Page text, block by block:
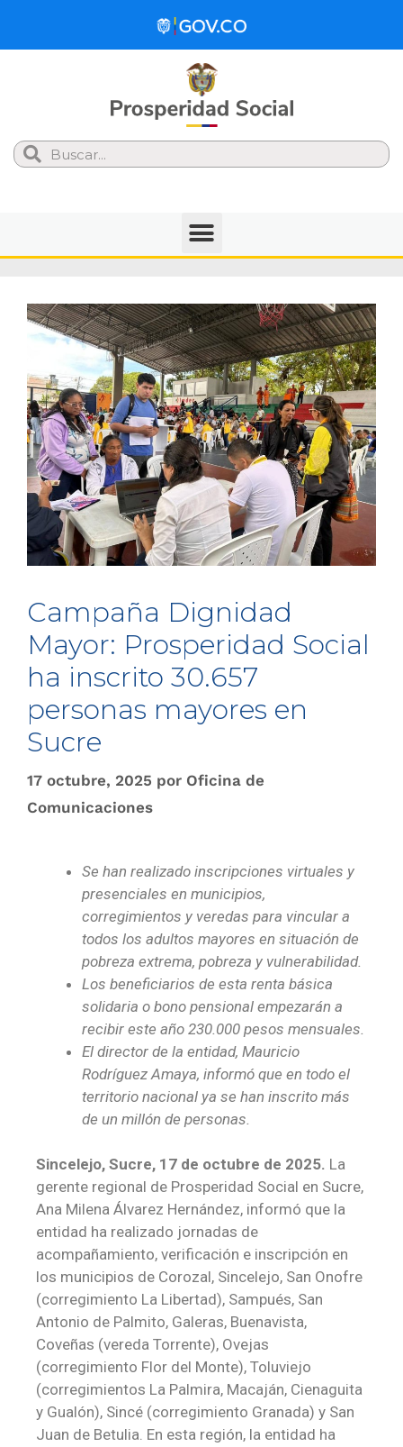
Search
Campaña Dignidad
Mayor: Prosperidad Social
ha inscrito 30.657
personas mayores en
Sucre
17 octubre, 2025 por Oficina de
Comunicaciones
Se han realizado inscripciones virtuales y
presenciales en municipios,
corregimientos y veredas para vincular a
todos los adultos mayores en situación de
pobreza extrema, pobreza y vulnerabilidad.
Los beneficiarios de esta renta básica
solidaria o bono pensional empezarán a
recibir este año 230.000 pesos mensuales.
El director de la entidad, Mauricio
Rodríguez Amaya, informó que en todo el
territorio nacional ya se han inscrito más
de un millón de personas.
Sincelejo, Sucre, 17 de octubre de 2025. La
gerente regional de Prosperidad Social en Sucre,
Ana Milena Álvarez Hernández, informó que la
entidad ha realizado jornadas de
acompañamiento, verificación e inscripción en
los municipios de Corozal, Sincelejo, San Onofre
(corregimiento La Libertad), Sampués, San
Antonio de Palmito, Galeras, Buenavista,
Coveñas (vereda Torrente), Ovejas
(corregimiento Flor del Monte), Toluviejo
(corregimientos La Palmira, Macaján, Cienaguita
y Gualón), Sincé (corregimiento Granada) y San
Juan de Betulia. En esta región, la entidad ha